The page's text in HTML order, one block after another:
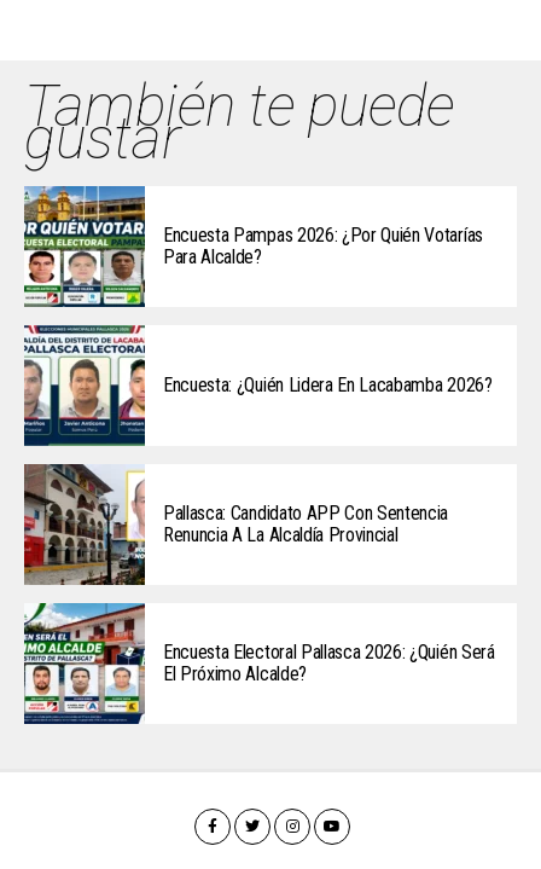
También te puede
gustar
Encuesta Pampas 2026: ¿Por Quién Votarías
Para Alcalde?
Encuesta: ¿Quién Lidera En Lacabamba 2026?
Pallasca: Candidato APP Con Sentencia
Renuncia A La Alcaldía Provincial
Encuesta Electoral Pallasca 2026: ¿Quién Será
El Próximo Alcalde?